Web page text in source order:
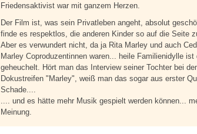
Friedensaktivist war mit ganzem Herzen.
Der Film ist, was sein Privatleben angeht, absolut
finde es respektlos, die anderen Kinder so auf die Seite
Aber es verwundert nicht, da ja Rita Marley und auch
Marley Coproduzentinnen waren... heile Familienidylle ist
geheuchelt. Hört man das Interview seiner Tochter bei
Dokustreifen "Marley", weiß man das sogar aus erster
Schade....
.... und es hätte mehr Musik gespielt werden können...
Meinung.